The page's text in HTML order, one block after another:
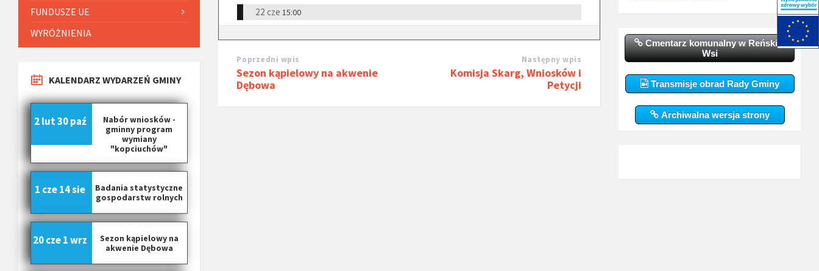
22 cze 15:00
Poprzedni wpis
Sezon kąpielowy na akwenie
Dębowa
Następny wpis
Komisja Skarg, Wniosków i
Petycji
FUNDUSZE UE
WYRÓŻNIENIA
KALENDARZ WYDARZEŃ GMINY
Nabór wniosków -
gminny program
wymiany
"kopciuchów"
2 lut30 paź
Badania statystyczne
gospodarstw rolnych
1 cze14 sie
Sezon kąpielowy na
akwenie Dębowa
20 cze1 wrz
Cmentarz komunalny w Reńskiej
Wsi
Transmisje obrad Rady Gminy
Archiwalna wersja strony